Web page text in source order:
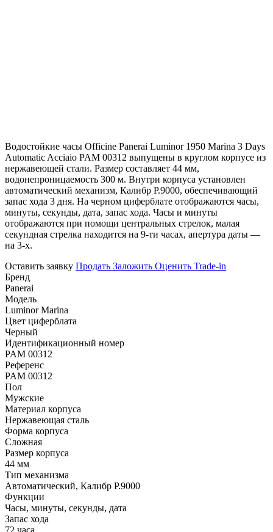
Водостойкие часы Officine Panerai Luminor 1950 Marina 3 Days
Automatic Acciaio PAM 00312 выпущены в круглом корпусе из
нержавеющей стали. Размер составляет 44 мм,
водонепроницаемость 300 м. Внутри корпуса установлен
автоматический механизм, Калибр P.9000, обеспечивающий
запас хода 3 дня. На черном циферблате отображаются часы,
минуты, секунды, дата, запас хода. Часы и минуты
отображаются при помощи центральных стрелок, малая
секундная стрелка находится на 9-ти часах, апертура даты —
на 3-х.
Оставить заявку Продать Заложить Оценить Trade-in
Бренд
Panerai
Модель
Luminor Marina
Цвет циферблата
Черный
Идентификационный номер
PAM 00312
Референс
PAM 00312
Пол
Мужские
Материал корпуса
Нержавеющая сталь
Форма корпуса
Сложная
Размер корпуса
44 мм
Тип механизма
Автоматический, Калибр P.9000
Функции
Часы, минуты, секунды, дата
Запас хода
72 часа